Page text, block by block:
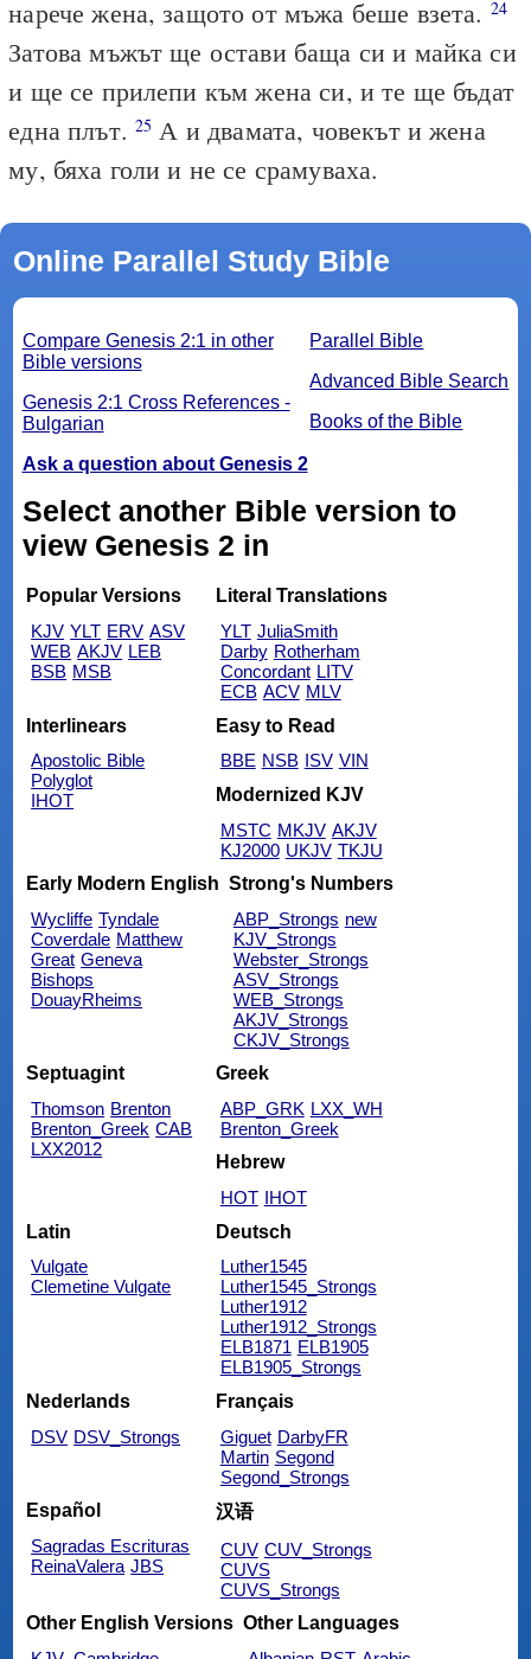
нарече жена, защото от мъжа беше взета. 24
Затова мъжът ще остави баща си и майка си
и ще се прилепи към жена си, и те ще бъдат
една плът. 25 А и двамата, човекът и жена
му, бяха голи и не се срамуваха.
Online Parallel Study Bible
Parallel Bible
Advanced Bible Search
Books of the Bible
Compare Genesis 2:1 in other
Bible versions
Genesis 2:1 Cross References -
Bulgarian
Ask a question about Genesis 2
Select another Bible version to
view Genesis 2 in
Popular Versions
KJV YLT ERV ASV
WEB AKJV LEB
BSB MSB
Literal Translations
YLT JuliaSmith
Darby Rotherham
Concordant LITV
ECB ACV MLV
Interlinears
Apostolic Bible
Polyglot
IHOT
Easy to Read
BBE NSB ISV VIN
Modernized KJV
MSTC MKJV AKJV
KJ2000 UKJV TKJU
Early Modern English
Wycliffe Tyndale
Coverdale Matthew
Great Geneva
Bishops
DouayRheims
Strong's Numbers
ABP_Strongs new
KJV_Strongs
Webster_Strongs
ASV_Strongs
WEB_Strongs
AKJV_Strongs
CKJV_Strongs
Septuagint
Thomson Brenton
Brenton_Greek CAB
LXX2012
Greek
ABP_GRK LXX_WH
Brenton_Greek
Hebrew
HOT IHOT
Latin
Vulgate
Clemetine Vulgate
Deutsch
Luther1545
Luther1545_Strongs
Luther1912
Luther1912_Strongs
ELB1871 ELB1905
ELB1905_Strongs
Nederlands
DSV DSV_Strongs
Français
Giguet DarbyFR
Martin Segond
Segond_Strongs
Español
Sagradas Escrituras
ReinaValera JBS
汉语
CUV CUV_Strongs
CUVS
CUVS_Strongs
Other English Versions Other Languages